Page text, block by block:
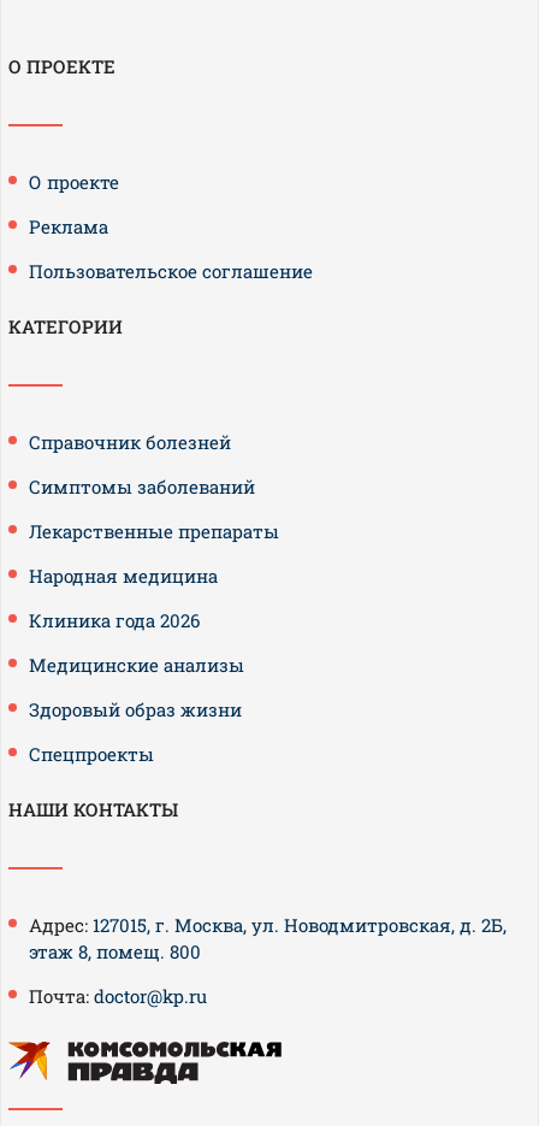
О ПРОЕКТЕ
О проекте
Реклама
Пользовательское соглашение
КАТЕГОРИИ
Справочник болезней
Симптомы заболеваний
Лекарственные препараты
Народная медицина
Клиника года 2026
Медицинские анализы
Здоровый образ жизни
Спецпроекты
НАШИ КОНТАКТЫ
Адрес: 127015, г. Москва, ул. Новодмитровская, д. 2Б,
этаж 8, помещ. 800
Почта: doctor@kp.ru